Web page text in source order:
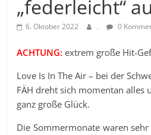
„federleicht“
6. Oktober 2022 . 0
ACHTUNG: extrem große Hit-
Love Is In The Air – bei der
FÄH dreht sich momentan alles
ganz große Glück.
Die Sommermonate waren